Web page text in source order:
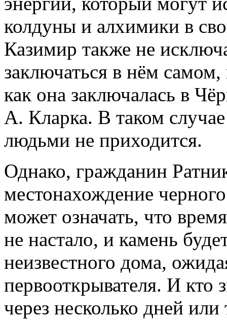
колдуны и алхимики в
Казимир также не
заключаться в нём
как она заключалась в
А. Кларка. В таком
людьми не приходится.
Однако, гражданин
местонахождение
может означать, что
не настало, и камень
неизвестного дома,
первооткрывателя. И кто
через несколько дней